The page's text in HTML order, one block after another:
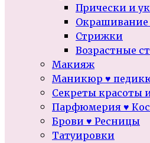
Прически и
Окрашивание
Стрижки
Возрастные
Макияж
Маникюр ♥
Секреты красоты
Парфюмерия ♥
Брови ♥ Ресницы
Татуировки